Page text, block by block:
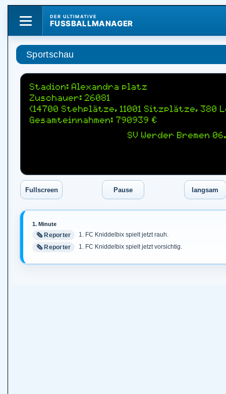
DER ULTIMATIVE
FUSSBALLMANAGER
Sportschau
Stadion: Alexandra platz
Zuschauer: 26081
(14700 Stehplätze, 11001 Sitzplätze, 380
Gesamteinnahmen: 790939 €
SV Werder Bremen
1. Minute
🗞️ Reporter
1. FC Kniddelbix spielt jetzt rauh.
🗞️ Reporter
1. FC Kniddelbix spielt jetzt vorsichtig.